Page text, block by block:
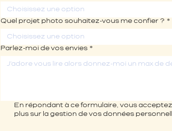
Choisissez une option
Quel projet photo souhaitez-vous me confier ? *
Choisissez une option
Parlez-moi de vos envies *
En répondant à ce formulaire, vous
plus sur la gestion de vos données